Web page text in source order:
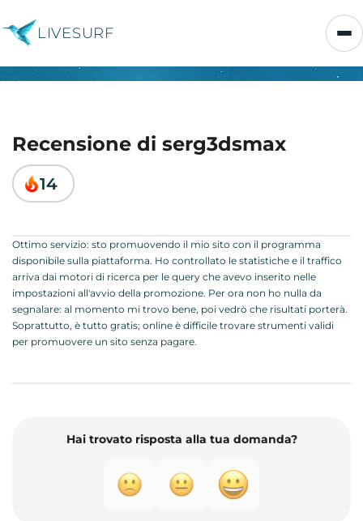
LIVESURF
Recensione di serg3dsmax
14
Ottimo servizio: sto promuovendo il mio sito con il programma
disponibile sulla piattaforma. Ho controllato le statistiche e il traffico
arriva dai motori di ricerca per le query che avevo inserito nelle
impostazioni all'avvio della promozione. Per ora non ho nulla da
segnalare: al momento mi trovo bene, poi vedrò che risultati porterà.
Soprattutto, è tutto gratis; online è difficile trovare strumenti validi
per promuovere un sito senza pagare.
Hai trovato risposta alla tua domanda?